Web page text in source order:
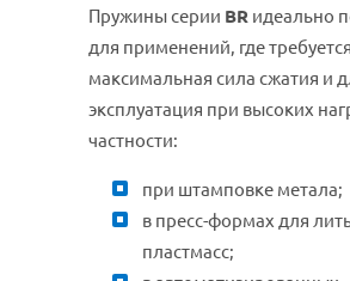
Пружины серии BR идеально
для применений, где требуется
максимальная сила сжатия и
эксплуатация при высоких
частности:
при штамповке метала;
в пресс-формах для
пластмасс;